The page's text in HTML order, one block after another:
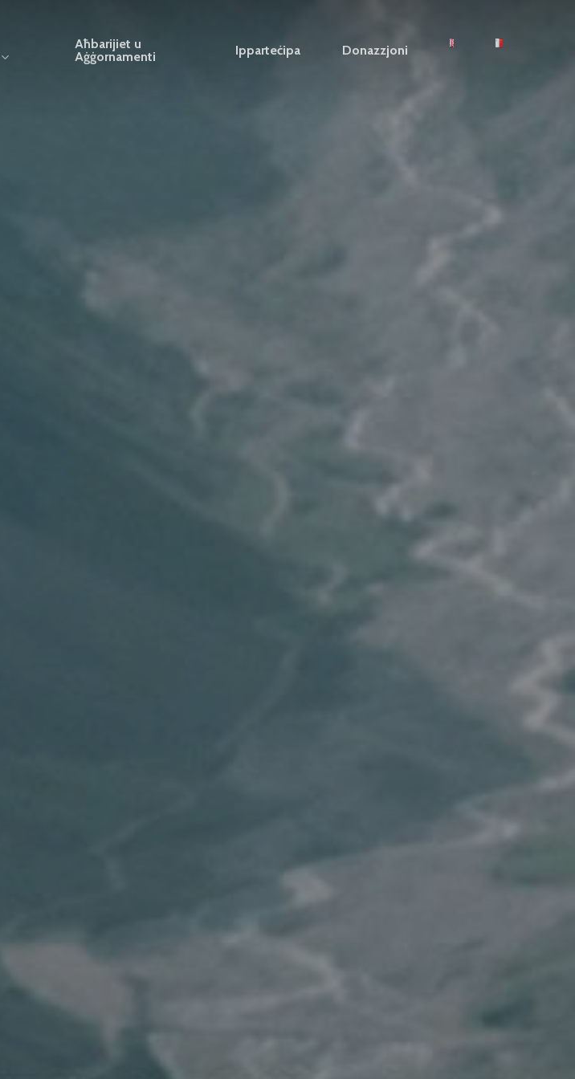
Aħbarijiet u
Aġġornamenti
Ipparteċipa Donazzjoni